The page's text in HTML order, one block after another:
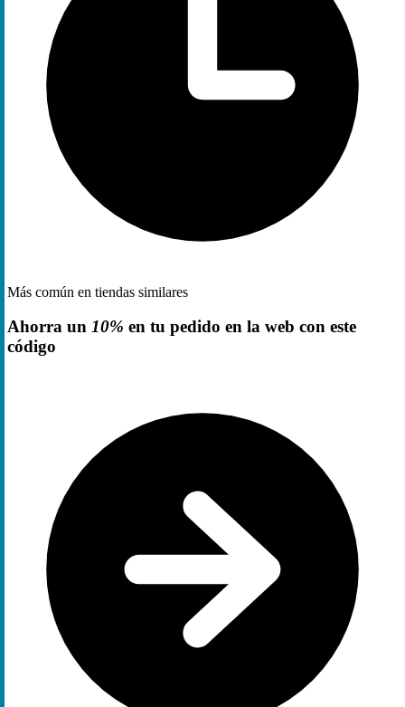
Más común en tiendas similares
Ahorra un 10% en tu pedido en la web con este
código